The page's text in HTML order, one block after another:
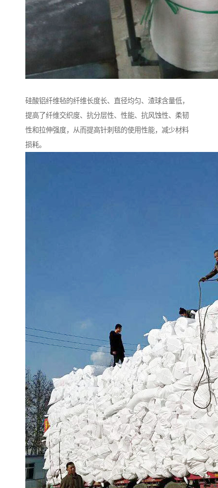
硅酸铝纤维毡的纤维长度长、直径均匀、渣球含量低，
提高了纤维交织度、抗分层性、性能、抗风蚀性、柔韧
性和拉伸强度，从而提高针刺毯的使用性能，减少材料
损耗。